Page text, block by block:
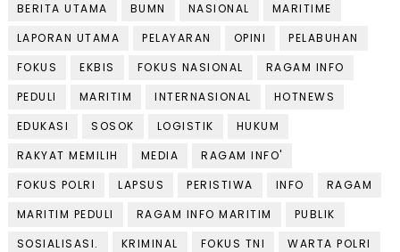
BERITA UTAMA
BUMN NASIONAL
MARITIME
LAPORAN UTAMA
PELAYARAN OPINI
PELABUHAN
FOKUS
EKBIS FOKUS NASIONAL
RAGAM INFO
PEDULI
MARITIM INTERNASIONAL
HOTNEWS
EDUKASI
SOSOK LOGISTIK
HUKUM
RAKYAT MEMILIH
MEDIA
RAGAM INFO'
FOKUS POLRI
LAPSUS PERISTIWA INFO
RAGAM
MARITIM PEDULI
RAGAM INFO MARITIM
PUBLIK
SOSIALISASI.
KRIMINAL FOKUS TNI
WARTA POLRI